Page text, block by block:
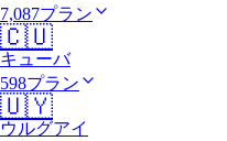
7,087プラン
🇨🇺
キューバ
598プラン
🇺🇾
ウルグアイ